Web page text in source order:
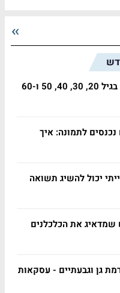
ו-60
לתמונה: איך
יכול להשיג תשואה
שמדאיג את הכלכלנים
גן וגבעתיים - עסקאות